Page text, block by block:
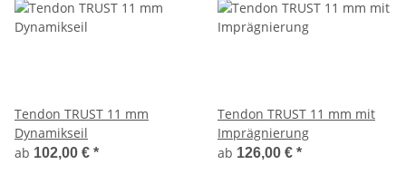
Tendon TRUST 11 mm
Dynamikseil
ab 102,00 € *
Tendon TRUST 11 mm mit
Imprägnierung
ab 126,00 € *